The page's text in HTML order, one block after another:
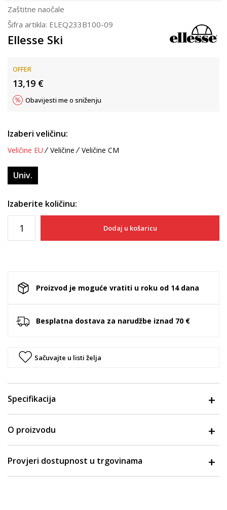
Zaštitne naočale
Šifra artikla: ELEQ233B100-09
Ellesse Ski
OFFER
13,19 €
Obavijesti me o sniženju
Izaberi veličinu:
Veličine EU Veličine Veličine CM
Univ.
Izaberite količinu:
Dodaj u košaricu
Proizvod je moguće vratiti u roku od 14 dana
Besplatna dostava za narudžbe iznad 70 €
Sačuvajte u listi želja
Specifikacija
O proizvodu
Provjeri dostupnost u trgovinama